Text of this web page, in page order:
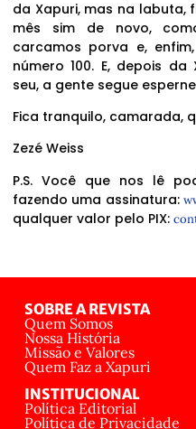
da Xapuri, mas na labuta,
mês sim de novo,
carcamos porva e,
número 100. E, depois
seu, a gente segue
Fica tranquilo, camarada,
Zezé Weiss
P.S. Você que nos lê
fazendo uma assinatura:
qualquer valor pelo PIX:
SOBRE A REVISTA
Quem Somos
Nossa História
Missão e Valores
Quem Faz a Xapuri
INSTITUCIONAL
Política Editorial
Política de Privacidade